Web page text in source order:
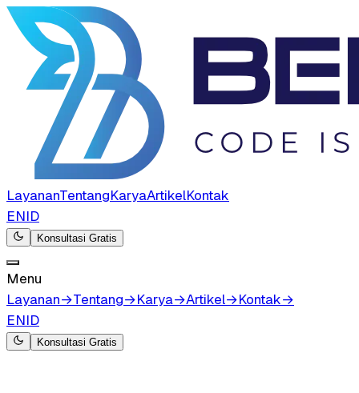
LayananTentangKaryaArtikelKontak
ENID
Konsultasi Gratis
Menu
Layanan→Tentang→Karya→Artikel→Kontak→
ENID
Konsultasi Gratis